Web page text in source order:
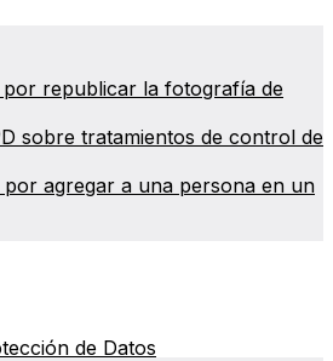
republicar la fotografía de
sobre tratamientos de control de
agregar a una persona en un
de Datos